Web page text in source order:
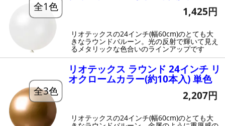
全1色
1,425円
リオテックスの24インチ(幅60cm)のとても大
きなラウンドバルーン。光の反射で輝いて見え
るメタリックな色合いのラインアップです
全3色
リオテックス ラウンド 24インチ リ
オクロームカラー(約10本入) 単色
2,207円
リオテックスの24インチ(幅60cm)のとても大